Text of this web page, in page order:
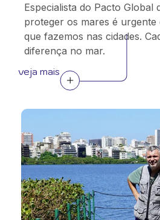
Especialista do Pacto Global
proteger os mares é urgente
que fazemos nas cidades.
diferença no mar.
veja mais